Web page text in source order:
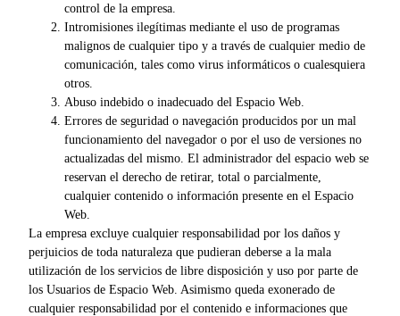
control de la empresa.
Intromisiones ilegítimas mediante el uso de programas
malignos de cualquier tipo y a través de cualquier medio de
comunicación, tales como virus informáticos o cualesquiera
otros.
Abuso indebido o inadecuado del Espacio Web.
Errores de seguridad o navegación producidos por un mal
funcionamiento del navegador o por el uso de versiones no
actualizadas del mismo. El administrador del espacio web se
reservan el derecho de retirar, total o parcialmente,
cualquier contenido o información presente en el Espacio
Web.
La empresa excluye cualquier responsabilidad por los daños y
perjuicios de toda naturaleza que pudieran deberse a la mala
utilización de los servicios de libre disposición y uso por parte de
los Usuarios de Espacio Web. Asimismo queda exonerado de
cualquier responsabilidad por el contenido e informaciones que